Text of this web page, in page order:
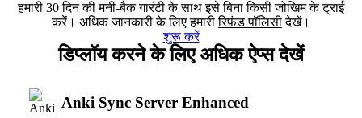
हमारी 30 दिन की मनी-बैक गारंटी के साथ इसे बिना किसी जोखिम के ट्राई
करें। अधिक जानकारी के लिए हमारीरिफंड पॉलिसीदेखें।
शुरू करें
डिप्लॉय करने के लिए अधिक ऐप्स देखें
Anki Sync Server Enhanced